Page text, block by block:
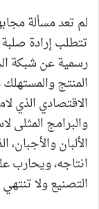
لم تعد مسألة
تتطلب إرادة
رسمية عن شبكة
المنتج
الاقتصادي الذي
والبرامج المثلى
الألبان
انتاجه، ويحارب
التصنيع ولا